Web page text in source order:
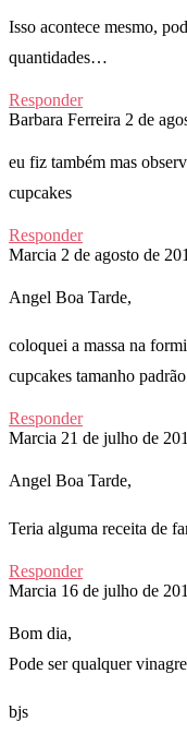
Isso acontece mesmo,
quantidades…
Responder
Barbara Ferreira 2 de
eu fiz também mas
cupcakes
Responder
Marcia 2 de agosto de
Angel Boa Tarde,
coloquei a massa na
cupcakes tamanho
Responder
Marcia 21 de julho de
Angel Boa Tarde,
Teria alguma receita de
Responder
Marcia 16 de julho de
Bom dia,
Pode ser qualquer
bjs